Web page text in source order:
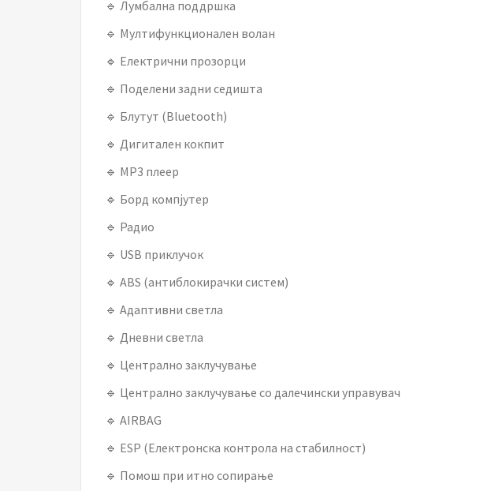
🔹 Лумбална поддршка
🔹 Мултифункционален волан
🔹 Електрични прозорци
🔹 Поделени задни седишта
🔹 Блутут (Bluetooth)
🔹 Дигитален кокпит
🔹 MP3 плеер
🔹 Борд компјутер
🔹 Радио
🔹 USB приклучок
🔹 ABS (антиблокирачки систем)
🔹 Адаптивни светла
🔹 Дневни светла
🔹 Централно заклучување
🔹 Централно заклучување со далечински управувач
🔹 AIRBAG
🔹 ESP (Електронска контрола на стабилност)
🔹 Помош при итно сопирање